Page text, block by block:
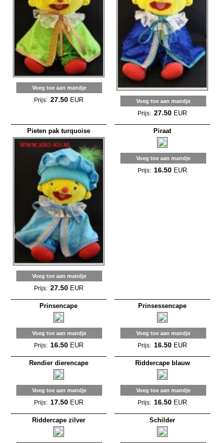
Voeg toe aan mandje
Prijs: 27.50 EUR Voeg toe aan mandje
Prijs: 27.50 EUR
Pieten pak turquoise
Voeg toe aan mandje
Prijs: 27.50 EUR
Piraat
Voeg toe aan mandje
Prijs: 16.50 EUR
Prinsencape
Voeg toe aan mandje
Prijs: 16.50 EUR
Prinsessencape
Voeg toe aan mandje
Prijs: 16.50 EUR
Rendier dierencape
Voeg toe aan mandje
Prijs: 17.50 EUR
Riddercape blauw
Voeg toe aan mandje
Prijs: 16.50 EUR
Riddercape zilver Schilder